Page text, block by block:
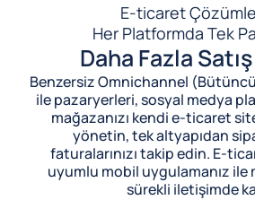
E-ticaret
Her Platformda Tek
Daha Fazla Satış
Benzersiz Omnichannel
ile pazaryerleri, sosyal medya
mağazanızı kendi e-ticaret
yönetin, tek altyapıdan
faturalarınızı takip edin. E-
uyumlu mobil uygulamanız
sürekli iletişimde